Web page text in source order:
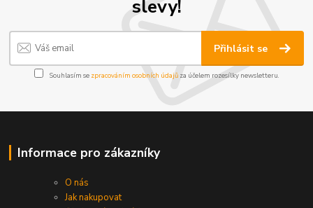
slevy!
Přihlásit se
Souhlasím se zpracováním osobních údajůza účelem rozesílky newsletteru.
Informace pro zákazníky
O nás
Jak nakupovat